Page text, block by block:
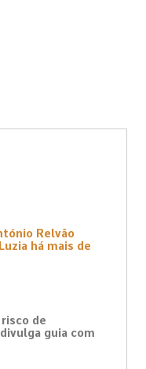
Relvão
há mais de
risco de
guia com